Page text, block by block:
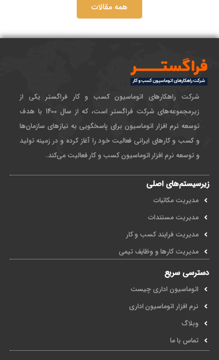
همه مقالات
شرکت راهکارهای اتوماسیون کسب و کار فراگستر یکی از
زیرمجموعه‌های شرکت فراگستر است، که از سال 1400 با هدف
توسعه نرم افزار اتوماسیون برای پاسخگویی به نیازهای سازمان‌ها
و کسب و کارهای ایرانی فعالیت خود را آغاز کرده و در زمینه تولید
و توسعه نرم افزار اتوماسیون کسب و کار فعالیت می‌کند.
زیرسیستم‌های اصلی
مدیریت مکاتبات
مدیریت مستندات
مدیریت فرایند کسب و کار
مدیریت کارها و وظایف تیمی
دسترسی سریع
اتوماسیون اداری چیست
نرم افزار اتوماسیون اداری
وبلاگ
تماس با ما